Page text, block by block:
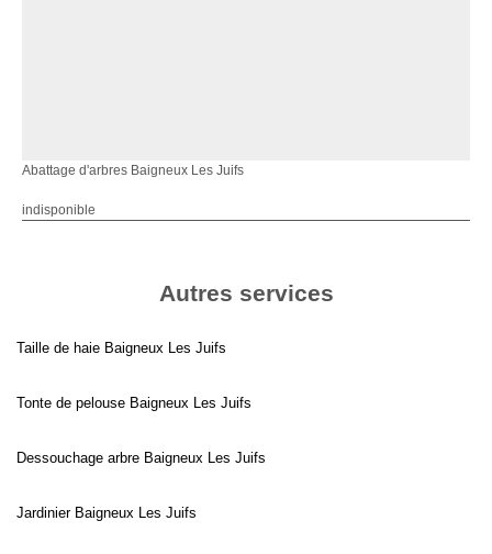
Abattage d'arbres Baigneux Les Juifs
indisponible
Autres services
Taille de haie Baigneux Les Juifs
Tonte de pelouse Baigneux Les Juifs
Dessouchage arbre Baigneux Les Juifs
Jardinier Baigneux Les Juifs